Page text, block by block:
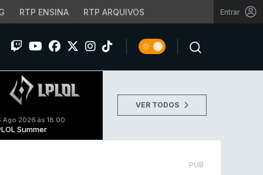
RTP ENSINA RTP ARQUIVOS Entrar
Ago 2026 às 18:00
Summer
VER TODOS
PUB